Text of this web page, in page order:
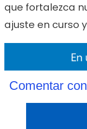
que fortalezca
ajuste en curso
Comentar